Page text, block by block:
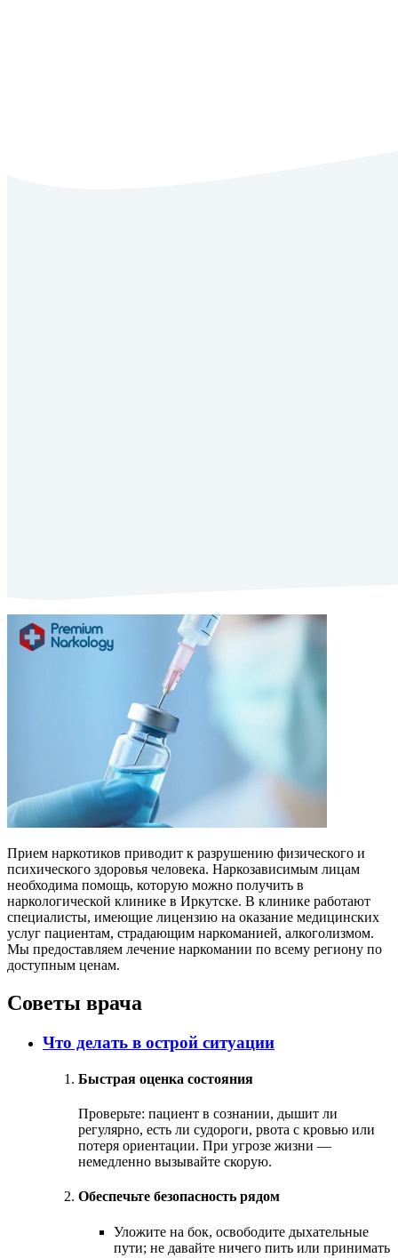
Прием наркотиков приводит к разрушению физического и
психического здоровья человека. Наркозависимым лицам
необходима помощь, которую можно получить в
наркологической клинике в Иркутске. В клинике работают
специалисты, имеющие лицензию на оказание медицинских
услуг пациентам, страдающим наркоманией, алкоголизмом.
Мы предоставляем лечение наркомании по всему региону по
доступным ценам.
Советы врача
Что делать в острой ситуации
Быстрая оценка состояния
Проверьте: пациент в сознании, дышит ли
регулярно, есть ли судороги, рвота с кровью или
потеря ориентации. При угрозе жизни —
немедленно вызывайте скорую.
Обеспечьте безопасность рядом
Уложите на бок, освободите дыхательные
пути; не давайте ничего пить или принимать